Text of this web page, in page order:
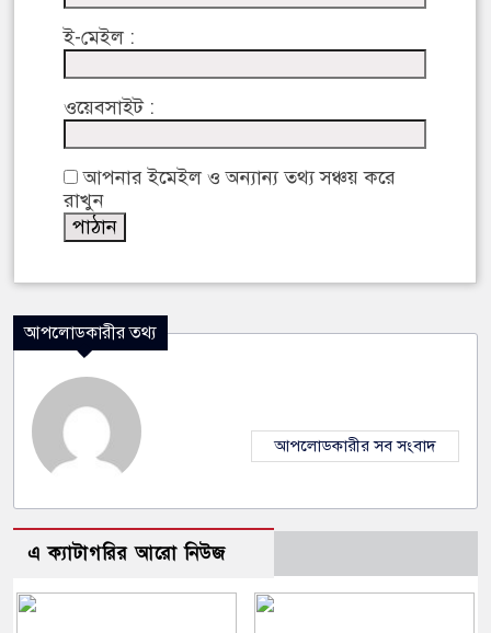
ই-মেইল :
ওয়েবসাইট :
আপনার ইমেইল ও অন্যান্য তথ্য সঞ্চয় করে
রাখুন
আপলোডকারীর তথ্য
আপলোডকারীর সব সংবাদ
এ ক্যাটাগরির আরো নিউজ